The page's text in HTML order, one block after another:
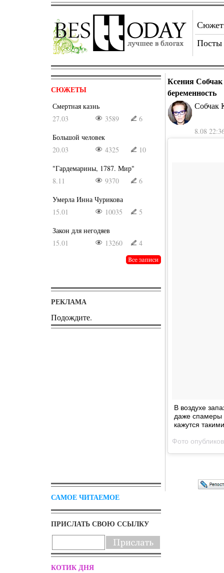
Посты
СЮЖЕТЫ
Смертная казнь
27.03
3589
6
Большой человек
20.03
4325
10
"Гардемарины, 1787. Мир"
8.11
9370
6
Умерла Инна Чурикова
15.01
10035
5
Закон для негодяев
15.01
13260 4
РЕКЛАМА
Подождите.
САМОЕ ЧИТАЕМОЕ
ПРИСЛАТЬ СВОЮ ССЫЛКУ
КОТИК ДНЯ
Ксения Собчак
беременность
Собчак
8.08
В воздухе
даже спамеры
кажутся
Фото